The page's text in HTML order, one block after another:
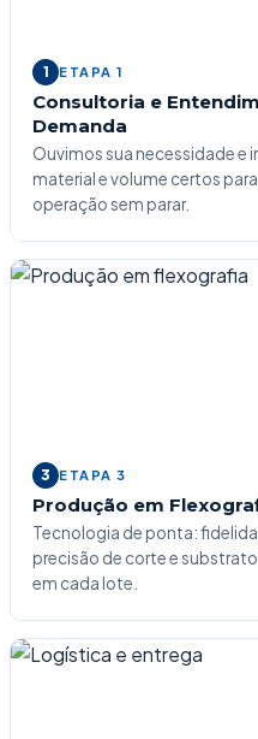
1 ETAPA 1
Consultoria e
Demanda
Ouvimos sua necessidade e
material e volume certos
operação sem parar.
3 ETAPA 3
Produção em
Tecnologia de ponta:
precisão de corte e
em cada lote.